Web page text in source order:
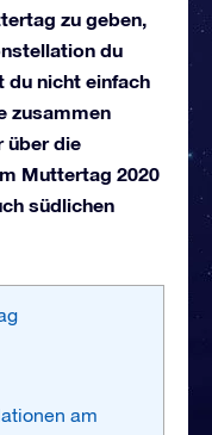
zu geben,
du
du nicht einfach
zusammen
über die
Muttertag 2020
südlichen
am